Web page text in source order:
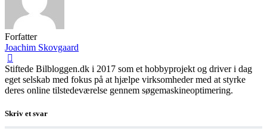
Forfatter
Joachim Skovgaard
Stiftede Bilbloggen.dk i 2017 som et hobbyprojekt og driver i dag
eget selskab med fokus på at hjælpe virksomheder med at styrke
deres online tilstedeværelse gennem søgemaskineoptimering.
Skriv et svar